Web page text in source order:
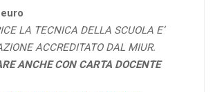
LA TECNICA DELLA SCUOLA E’
ACCREDITATO DAL MIUR.
ANCHE CON CARTA DOCENTE